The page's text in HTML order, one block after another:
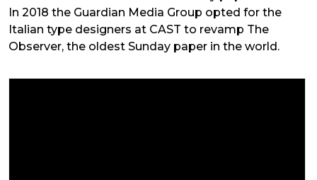
In 2018 the Guardian Media Group opted for the
Italian type designers at CAST to revamp The
Observer, the oldest Sunday paper in the world.